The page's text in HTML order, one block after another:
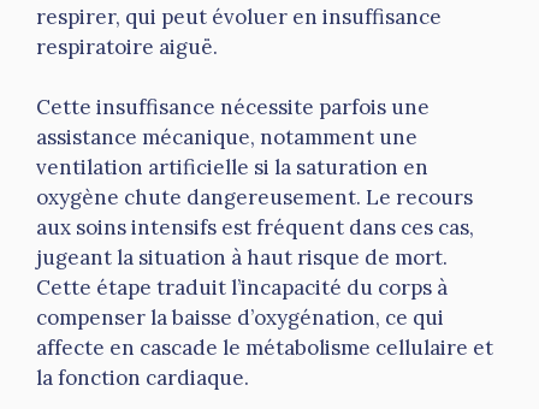
respirer, qui peut évoluer en insuffisance
respiratoire aiguë.
Cette insuffisance nécessite parfois une
assistance mécanique, notamment une
ventilation artificielle si la saturation en
oxygène chute dangereusement. Le recours
aux soins intensifs est fréquent dans ces cas,
jugeant la situation à haut risque de mort.
Cette étape traduit l’incapacité du corps à
compenser la baisse d’oxygénation, ce qui
affecte en cascade le métabolisme cellulaire et
la fonction cardiaque.